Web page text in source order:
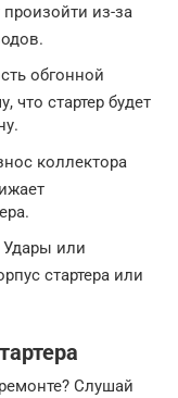
из-за
обгонной
что стартер будет
коллектора
или
стартера или
Слушай